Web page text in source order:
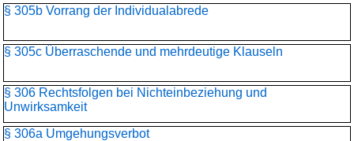
§ 305b Vorrang der Individualabrede
§ 305c Überraschende und mehrdeutige Klauseln
§ 306 Rechtsfolgen bei Nichteinbeziehung und
Unwirksamkeit
§ 306a Umgehungsverbot